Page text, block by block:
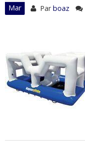
Mar Parboaz